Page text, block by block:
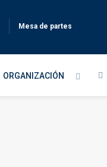
Mesa de partes
ORGANIZACIÓN